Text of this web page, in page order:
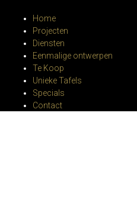
Home
Projecten
Diensten
Eenmalige ontwerpen
Te Koop
Unieke Tafels
Specials
Contact